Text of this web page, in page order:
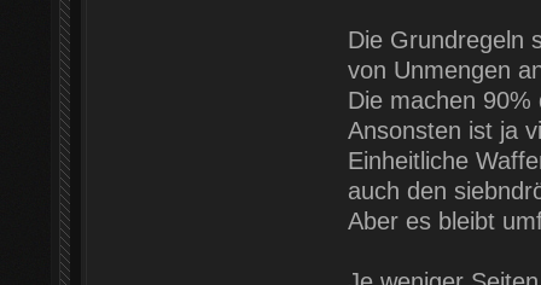
Die Grundregeln
von Unmengen
Die machen 90%
Ansonsten ist ja
Einheitliche
auch den
Aber es bleibt